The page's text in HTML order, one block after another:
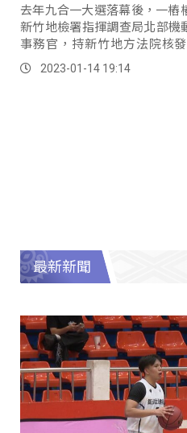
去年九合一大選落幕後，一樁
新竹地檢署指揮調查局北部機
事務官，持新竹地方法院核
處，總計9個地方，並拘提、通
2023-01-14 19:14
最新新聞